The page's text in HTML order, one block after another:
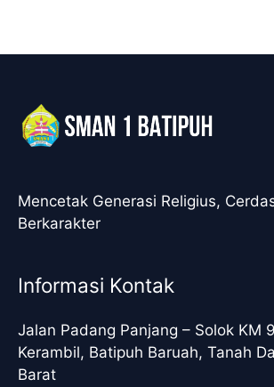
Mencetak Generasi Religius,
Berkarakter
Informasi Kontak
Jalan Padang Panjang – Solok KM
Kerambil, Batipuh Baruah, Tanah
Barat